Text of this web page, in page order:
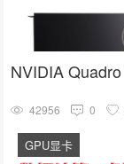
42956 0
GPU显卡